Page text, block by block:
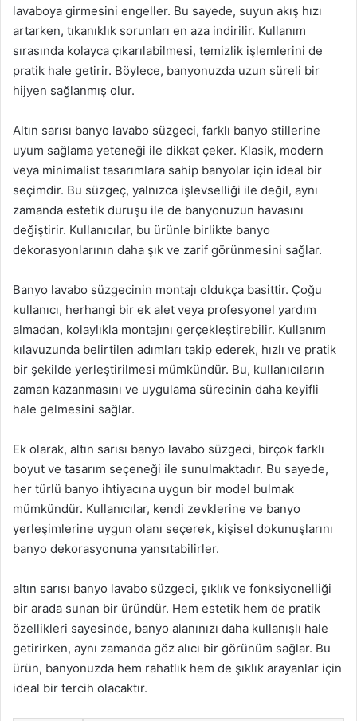
lavaboya girmesini engeller. Bu sayede, suyun akış hızı
artarken, tıkanıklık sorunları en aza indirilir. Kullanım
sırasında kolayca çıkarılabilmesi, temizlik işlemlerini de
pratik hale getirir. Böylece, banyonuzda uzun süreli bir
hijyen sağlanmış olur.
Altın sarısı banyo lavabo süzgeci, farklı banyo stillerine
uyum sağlama yeteneği ile dikkat çeker. Klasik, modern
veya minimalist tasarımlara sahip banyolar için ideal bir
seçimdir. Bu süzgeç, yalnızca işlevselliği ile değil, aynı
zamanda estetik duruşu ile de banyonuzun havasını
değiştirir. Kullanıcılar, bu ürünle birlikte banyo
dekorasyonlarının daha şık ve zarif görünmesini sağlar.
Banyo lavabo süzgecinin montajı oldukça basittir. Çoğu
kullanıcı, herhangi bir ek alet veya profesyonel yardım
almadan, kolaylıkla montajını gerçekleştirebilir. Kullanım
kılavuzunda belirtilen adımları takip ederek, hızlı ve pratik
bir şekilde yerleştirilmesi mümkündür. Bu, kullanıcıların
zaman kazanmasını ve uygulama sürecinin daha keyifli
hale gelmesini sağlar.
Ek olarak, altın sarısı banyo lavabo süzgeci, birçok farklı
boyut ve tasarım seçeneği ile sunulmaktadır. Bu sayede,
her türlü banyo ihtiyacına uygun bir model bulmak
mümkündür. Kullanıcılar, kendi zevklerine ve banyo
yerleşimlerine uygun olanı seçerek, kişisel dokunuşlarını
banyo dekorasyonuna yansıtabilirler.
altın sarısı banyo lavabo süzgeci, şıklık ve fonksiyonelliği
bir arada sunan bir üründür. Hem estetik hem de pratik
özellikleri sayesinde, banyo alanınızı daha kullanışlı hale
getirirken, aynı zamanda göz alıcı bir görünüm sağlar. Bu
ürün, banyonuzda hem rahatlık hem de şıklık arayanlar için
ideal bir tercih olacaktır.